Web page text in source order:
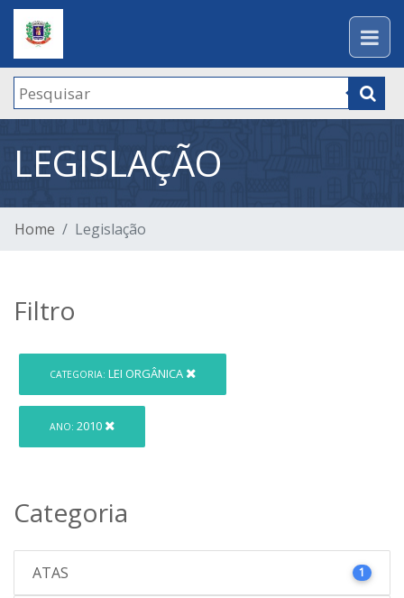
LEGISLAÇÃO
Home Legislação
Filtro
CATEGORIA: LEI ORGÂNICA
ANO: 2010
Categoria
ATAS 1